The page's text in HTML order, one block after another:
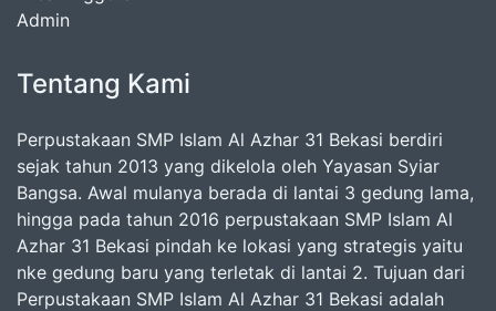
Admin
Tentang Kami
Perpustakaan SMP Islam Al Azhar 31 Bekasi berdiri
sejak tahun 2013 yang dikelola oleh Yayasan Syiar
Bangsa. Awal mulanya berada di lantai 3 gedung lama,
hingga pada tahun 2016 perpustakaan SMP Islam Al
Azhar 31 Bekasi pindah ke lokasi yang strategis yaitu
nke gedung baru yang terletak di lantai 2. Tujuan dari
Perpustakaan SMP Islam Al Azhar 31 Bekasi adalah